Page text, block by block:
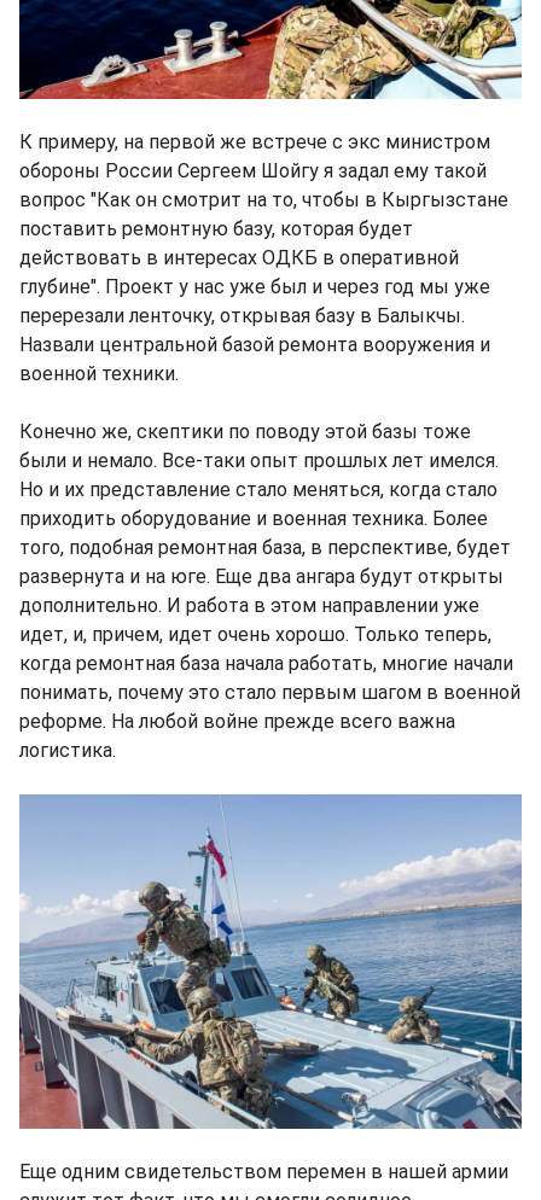
К примеру, на первой же встрече с экс министром
обороны России Сергеем Шойгу я задал ему такой
вопрос "Как он смотрит на то, чтобы в Кыргызстане
поставить ремонтную базу, которая будет
действовать в интересах ОДКБ в оперативной
глубине". Проект у нас уже был и через год мы уже
перерезали ленточку, открывая базу в Балыкчы.
Назвали центральной базой ремонта вооружения и
военной техники.
Конечно же, скептики по поводу этой базы тоже
были и немало. Все-таки опыт прошлых лет имелся.
Но и их представление стало меняться, когда стало
приходить оборудование и военная техника. Более
того, подобная ремонтная база, в перспективе, будет
развернута и на юге. Еще два ангара будут открыты
дополнительно. И работа в этом направлении уже
идет, и, причем, идет очень хорошо. Только теперь,
когда ремонтная база начала работать, многие начали
понимать, почему это стало первым шагом в военной
реформе. На любой войне прежде всего важна
логистика.
Еще одним свидетельством перемен в нашей армии